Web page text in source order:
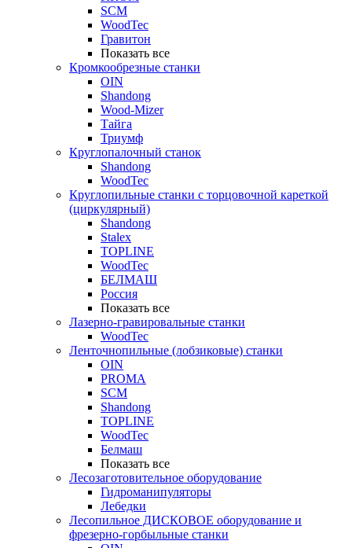
SCM
WoodTec
Гравитон
Показать все
Кромкообрезные станки
OIN
Shandong
Wood-Mizer
Тайга
Триумф
Круглопалочный станок
Shandong
WoodTec
Круглопильные станки с торцовочной кареткой
(циркулярный)
Shandong
Stalex
TOPLINE
WoodTec
БЕЛМАШ
Россия
Показать все
Лазерно-гравировальные станки
WoodTec
Ленточнопильные (лобзиковые) станки
OIN
PROMA
SCM
Shandong
TOPLINE
WoodTec
Белмаш
Показать все
Лесозаготовительное оборудование
Гидроманипуляторы
Лебедки
Лесопильное ДИСКОВОЕ оборудование и
фрезерно-горбыльные станки